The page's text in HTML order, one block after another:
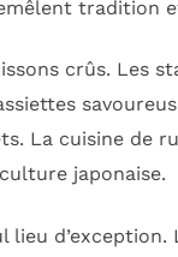
tradition
crûs. Les
La cuisine de
japonaise.
lieu